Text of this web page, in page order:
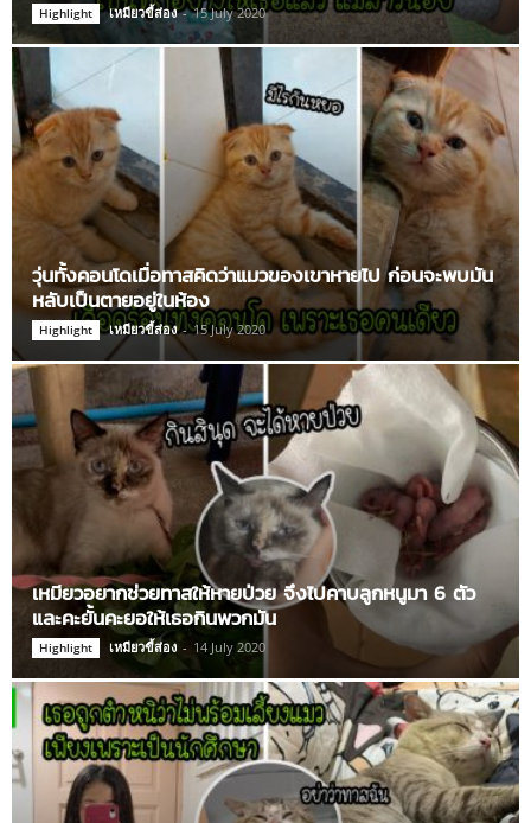
Highlight เหมียวขี้ส่อง - 15 July 2020
วุ่นทั้งคอนโดเมื่อทาสคิดว่าแมวของเขาหายไป ก่อนจะพบมัน
หลับเป็นตายอยู่ในห้อง
Highlight เหมียวขี้ส่อง - 15 July 2020
เหมียวอยากช่วยทาสให้หายป่วย จึงไปคาบลูกหนูมา 6 ตัว
และคะยั้นคะยอให้เธอกินพวกมัน
Highlight เหมียวขี้ส่อง - 14 July 2020